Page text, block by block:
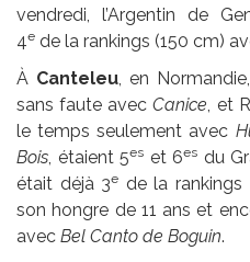
vendredi, l’Argentin de
4e de la rankings (150 cm)
À Canteleu, en
sans faute avecCanice, et
le temps seulement avec
Bois, étaient 5es et 6es du
était déjà 3e de la
son hongre de 11 ans et
avec Bel Canto de Boguin.